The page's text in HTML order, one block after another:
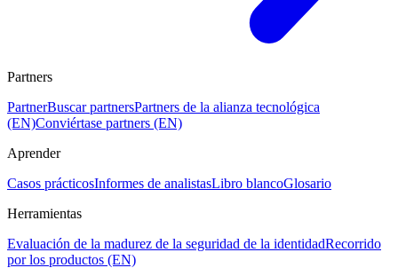
Partners
PartnerBuscar partnersPartners de la alianza tecnológica
(EN)Conviértase partners (EN)
Aprender
Casos prácticosInformes de analistasLibro blancoGlosario
Herramientas
Evaluación de la madurez de la seguridad de la identidadRecorrido
por los productos (EN)